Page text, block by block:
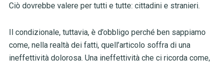
Ciò dovrebbe valere per tutti e tutte: cittadini e stranieri.
Il condizionale, tuttavia, è d’obbligo perché ben sappiamo
come, nella realtà dei fatti, quell’articolo soffra di una
ineffettività dolorosa. Una ineffettività che ci ricorda come,